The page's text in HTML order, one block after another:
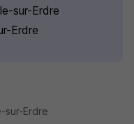
sur-Erdre
Erdre
sur-Erdre